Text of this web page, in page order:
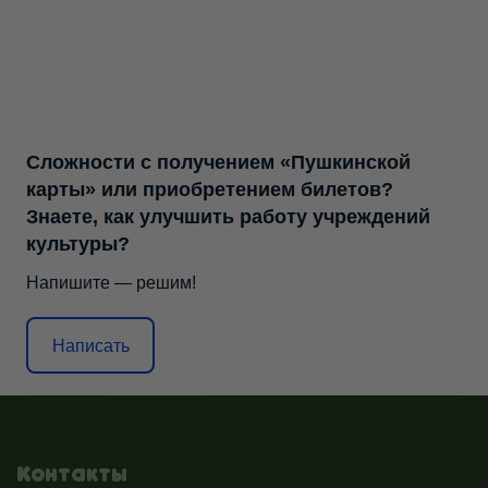
Сложности с получением «Пушкинской
карты» или приобретением билетов?
Знаете, как улучшить работу учреждений
культуры?
Напишите — решим!
Написать
Контакты